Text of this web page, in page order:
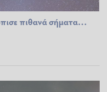
πιθανά σήματα…